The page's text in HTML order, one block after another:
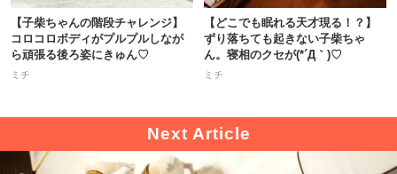
【子柴ちゃんの階段チャレンジ】
コロコロボディがプルプルしなが
ら頑張る後ろ姿にきゅん♡
ミチ
【どこでも眠れる天才現る！？】
ずり落ちても起きない子柴ちゃ
ん。寝相のクセが(*´Д｀)♡
ミチ